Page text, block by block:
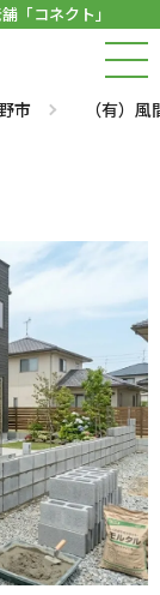
「コネクト」
市 （有）